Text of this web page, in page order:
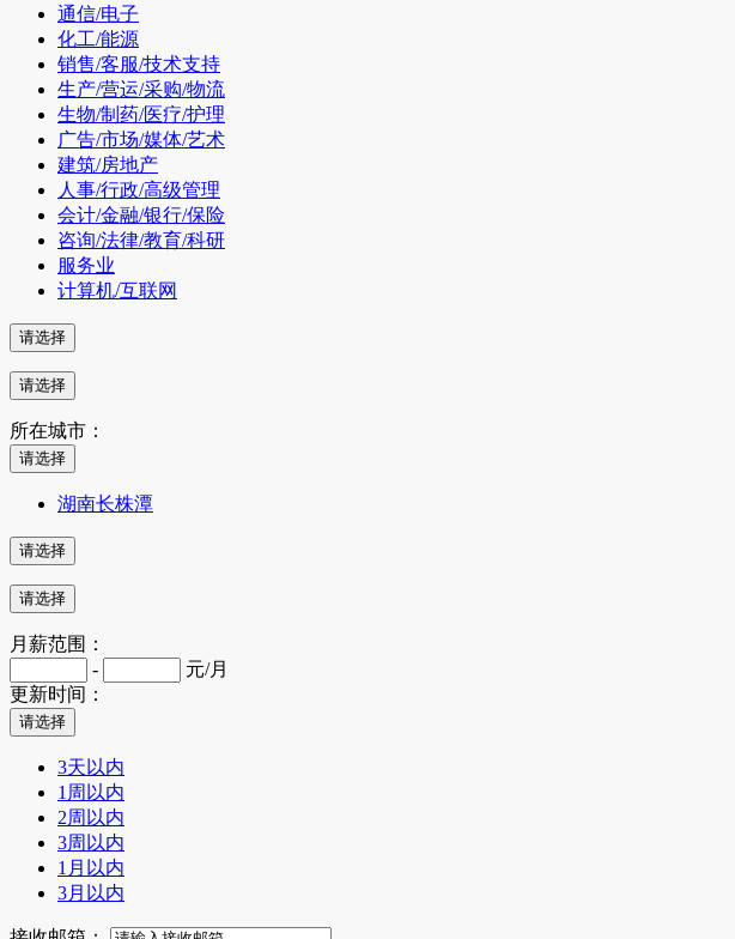
通信/电子
化工/能源
销售/客服/技术支持
生产/营运/采购/物流
生物/制药/医疗/护理
广告/市场/媒体/艺术
建筑/房地产
人事/行政/高级管理
会计/金融/银行/保险
咨询/法律/教育/科研
服务业
计算机/互联网
所在城市：
湖南长株潭
月薪范围：
-
元/月
更新时间：
3天以内
1周以内
2周以内
3周以内
1月以内
3月以内